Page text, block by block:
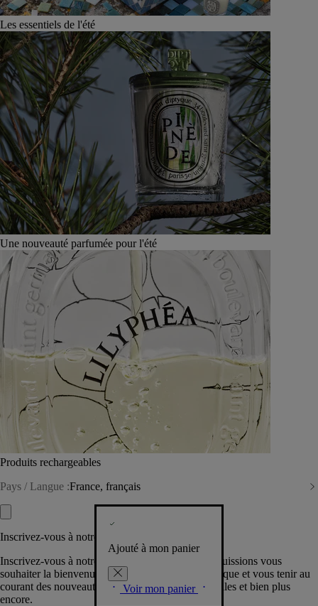
Les essentiels de l'été
Une nouveauté parfumée pour l'été
Produits rechargeables
Pays / Langue :France, français
Ajouté à mon panier
Voir mon panier
Inscrivez-vous à notre Newsletter
Inscrivez-vous à notre newsletter pour que nous puissions vous
souhaiter la bienvenue dans la communauté Diptyque et vous tenir au
courant des nouveautés, événements, offres spéciales et bien plus
encore.